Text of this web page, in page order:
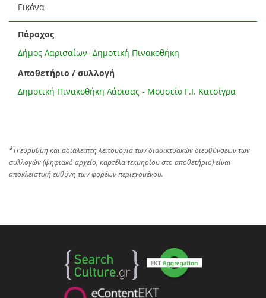
Εικόνα
Πάροχος
Δήμος Λαρισαίων- Δημοτική Πινακοθήκη
Αποθετήριο / συλλογή
Δημοτική Πινακοθήκη Λάρισας - Μουσείο Γ.Ι. Κατσίγρα
*Η εύρυθμη και αδιάλειπτη λειτουργία των διαδικτυακών διευθύνσεων των
συλλογών (ψηφιακό αρχείο, καρτέλα τεκμηρίου στο αποθετήριο) είναι
αποκλειστική ευθύνη των φορέων περιεχομένου.